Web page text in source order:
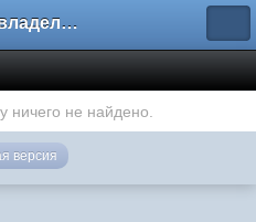
Форум владельцев интернет-магазинов
ничего не найдено.
версия